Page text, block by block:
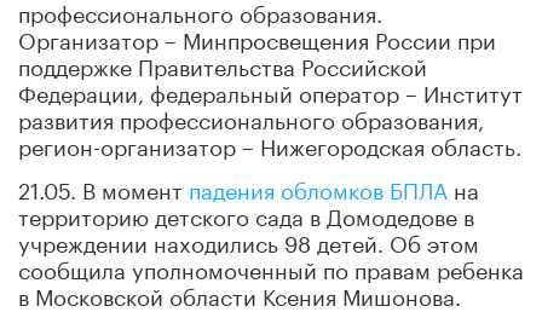
профессионального образования.
Организатор – Минпросвещения России при
поддержке Правительства Российской
Федерации, федеральный оператор – Институт
развития профессионального образования,
регион-организатор – Нижегородская область.
21.05. В момент падения обломков БПЛА на
территорию детского сада в Домодедове в
учреждении находились 98 детей. Об этом
сообщила уполномоченный по правам ребенка
в Московской области Ксения Мишонова.